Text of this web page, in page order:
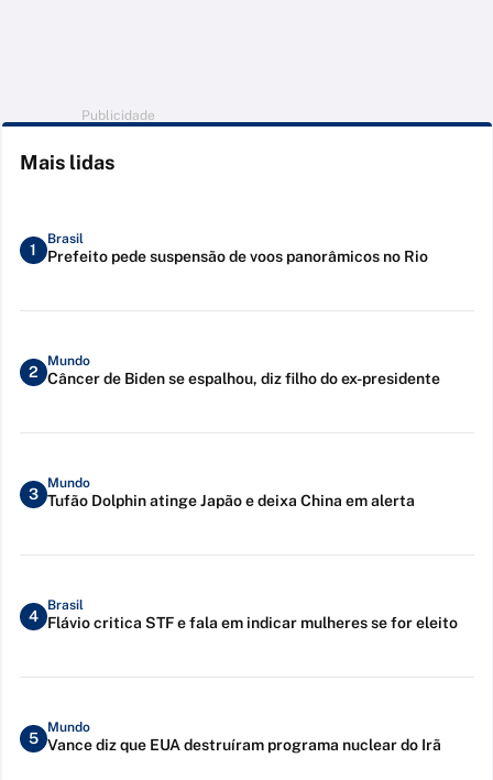
Publicidade
Mais lidas
1
Brasil
Prefeito pede suspensão de voos panorâmicos no Rio
2
Mundo
Câncer de Biden se espalhou, diz filho do ex-presidente
3
Mundo
Tufão Dolphin atinge Japão e deixa China em alerta
4
Brasil
Flávio critica STF e fala em indicar mulheres se for eleito
5
Mundo
Vance diz que EUA destruíram programa nuclear do Irã